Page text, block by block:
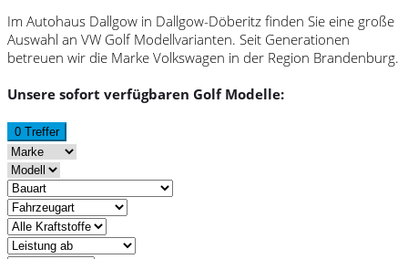
Im Autohaus Dallgow in Dallgow-Döberitz finden Sie eine große
Auswahl an VW Golf Modellvarianten. Seit Generationen
betreuen wir die Marke Volkswagen in der Region Brandenburg.
Unsere sofort verfügbaren Golf Modelle:
0 Treffer